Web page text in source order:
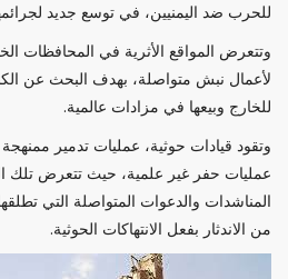
للحرب ضد اليمنيين، في توسع جديد
وتتعرض المواقع الأثرية في المحافظات
لأعمال نبش متواصلة، بهدف البحث عن
للخارج وبيعها في مزادات عالمية.
وتقود قيادات حوثية، عمليات تدمير
عمليات حفر غير علمية، حيث تتعرض تلك
المناشدات والدعوات المتواصلة التي تطلقها
من الاندثار بفعل الانتهاكات الحوثية.